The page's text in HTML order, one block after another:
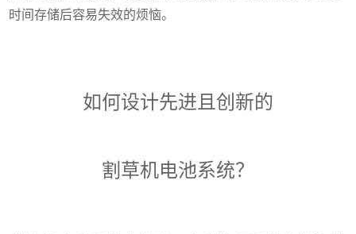
时间存储后容易失效的烦恼。
如何设计先进且创新的
割草机电池系统？